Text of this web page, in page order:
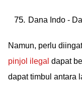
Dana Indo -
Namun, perlu
pinjol ilegal dapat
dapat timbul antara